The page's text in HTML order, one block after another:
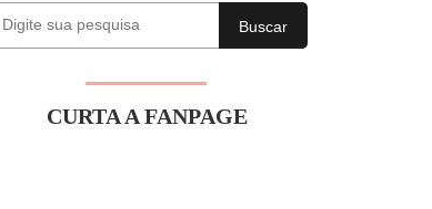
Buscar
CURTA A FANPAGE